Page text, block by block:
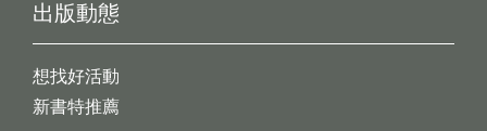
出版動態
想找好活動
新書特推薦